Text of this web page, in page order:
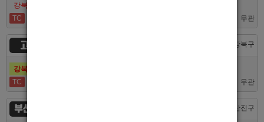
강북호빠 No1 남보도 프라다 성북, 노원, 강북, 수유 원콜
TC
무관
고추밭 서울 > 강북구
강북호빠 1등 수유 남자도우미(호빠) 고추밭에서 선수 구합니다
TC
무관
부산서면루나 부산 > 부산진구